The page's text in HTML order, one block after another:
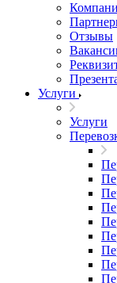
Отзывы
Услуги
Услуги